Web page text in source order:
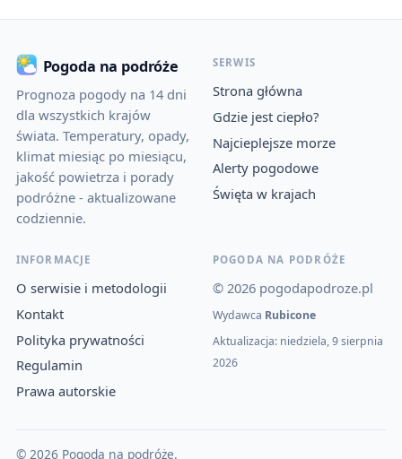
Pogoda na podróże
Prognoza pogody na 14 dni
dla wszystkich krajów
świata. Temperatury, opady,
klimat miesiąc po miesiącu,
jakość powietrza i porady
podróżne - aktualizowane
codziennie.
SERWIS
Strona główna
Gdzie jest ciepło?
Najcieplejsze morze
Alerty pogodowe
Święta w krajach
INFORMACJE
O serwisie i metodologii
Kontakt
Polityka prywatności
Regulamin
Prawa autorskie
POGODA NA PODRÓŻE
© 2026 pogodapodroze.pl
Wydawca Rubicone
Aktualizacja: niedziela, 9 sierpnia
2026
© 2026 Pogoda na podróże.